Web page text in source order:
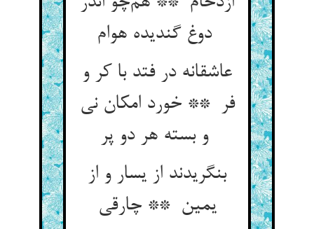
دوغ گندیده هوام
عاشقانه در فتد با کر و
فر ** خورد امکان نی
و بسته هر دو پر
بنگریدند از یسار و از
یمین ** چارقی